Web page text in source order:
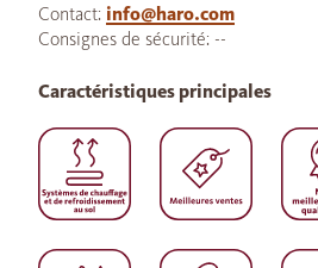
Contact: info@haro.com
Consignes de sécurité: --
Caractéristiques principales